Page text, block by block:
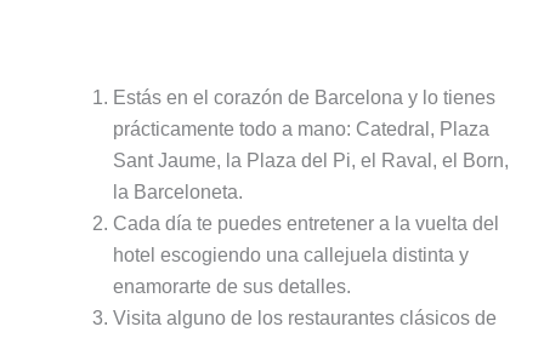
Estás en el corazón de Barcelona y lo tienes
prácticamente todo a mano: Catedral, Plaza
Sant Jaume, la Plaza del Pi, el Raval, el Born,
la Barceloneta.
Cada día te puedes entretener a la vuelta del
hotel escogiendo una callejuela distinta y
enamorarte de sus detalles.
Visita alguno de los restaurantes clásicos de